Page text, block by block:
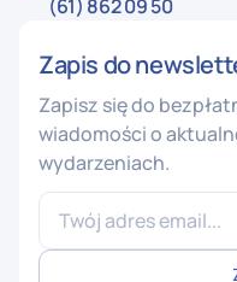
(61) 862 09 50
Zapis do
Zapisz się do
wiadomości o
wydarzeniach.